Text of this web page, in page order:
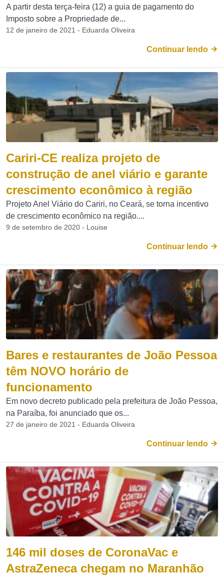
A partir desta terça-feira (12) a guia de pagamento do
Imposto sobre a Propriedade de...
12 de janeiro de 2021 - Eduarda Oliveira
Continuar lendo
Cariri-CE realiza projeto de
construção de anel viário e garante
crescimento econômico à região
Projeto Anel Viário do Cariri, no Ceará, se torna incentivo
de crescimento econômico na região....
9 de setembro de 2020 - Louise
Continuar lendo
Bares e restaurantes de João Pessoa
têm NOVO horário de
funcionamento
Em novo decreto publicado pela prefeitura de João Pessoa,
na Paraíba, foi anunciado que os...
27 de janeiro de 2021 - Eduarda Oliveira
Continuar lendo
146 mil doses de CoronaVac e
AstraZeneca chegam no Maranhão